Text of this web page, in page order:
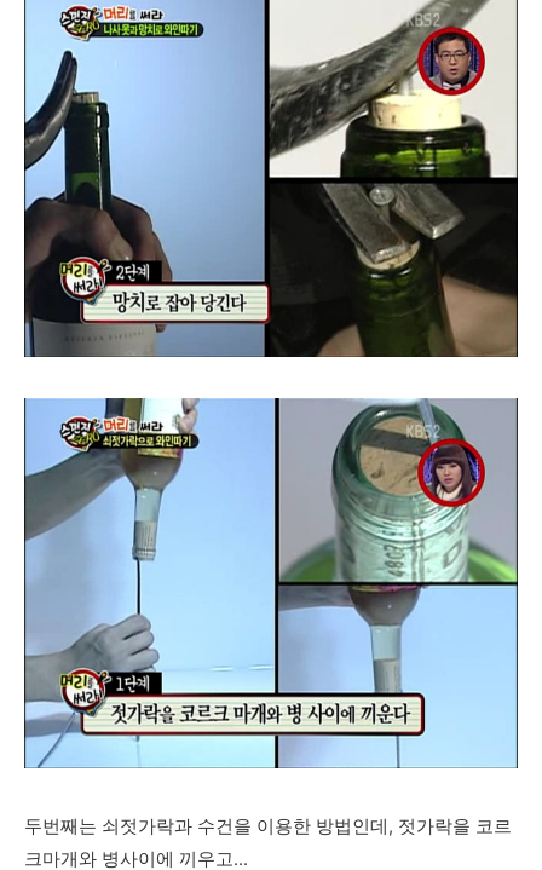
두번째는 쇠젓가락과 수건을 이용한 방법인데, 젓가락을 코르
크마개와 병사이에 끼우고...